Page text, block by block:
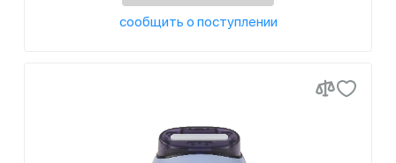
сообщить о поступлении